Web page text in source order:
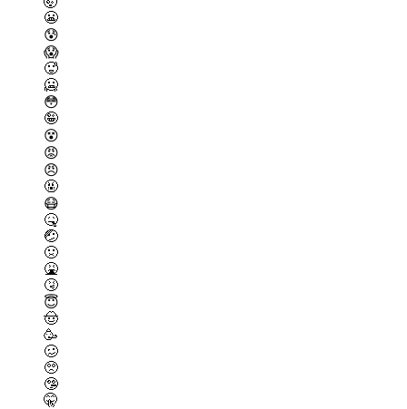
😬
😰
😱
🥵
🥶
😳
🤪
😵
😡
😠
🤬
😷
🤒
🤕
🤢
🤮
🤧
😇
🤠
🥳
🥴
🥺
🤥
🤫